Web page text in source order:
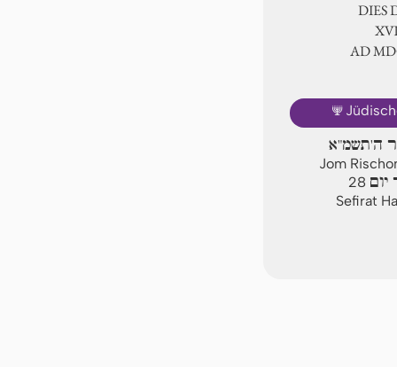
DIES
AD
🕎
ה'תשמ"א
Jom
28
Sefirat